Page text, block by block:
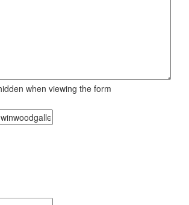
when viewing the form